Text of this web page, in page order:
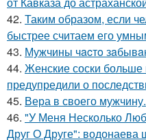
42. Таким образом, если
быстрее считаем его
43. Мужчины чacтo
44. Женские соски
предупредили о
45. Вера в своего мужчину.
46. "У Меня Несколько
Друг О Друге": водонаева